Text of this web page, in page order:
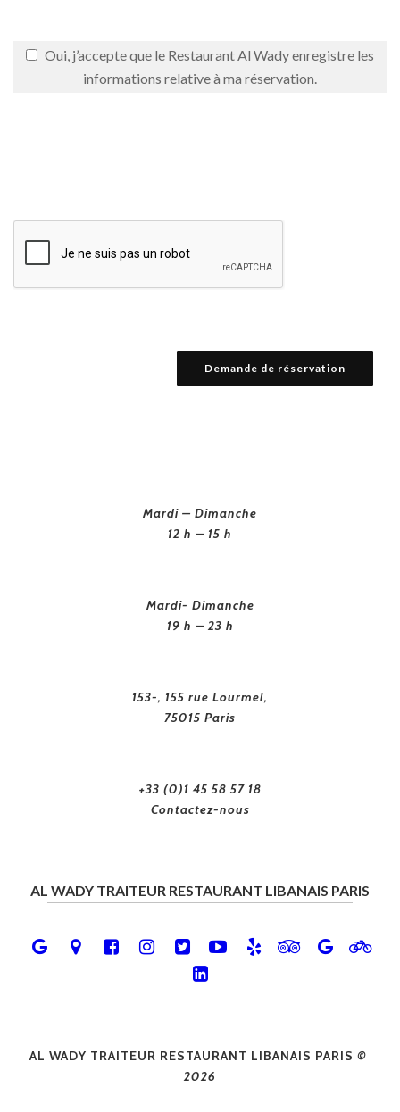
informations relative à ma réservation.
Demande de réservation
Mardi – Dimanche
12 h – 15 h
Mardi- Dimanche
19 h – 23 h
153-, 155 rue Lourmel,
75015 Paris
+33 (0)1 45 58 57 18
Contactez-nous
AL WADY TRAITEUR RESTAURANT LIBANAIS PARIS
AL WADY TRAITEUR RESTAURANT LIBANAIS PARIS ©
2026